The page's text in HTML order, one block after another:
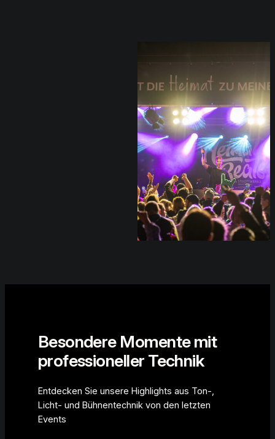
Besondere Momente mit
professioneller Technik
Entdecken Sie unsere Highlights aus Ton-,
Licht- und Bühnentechnik von den letzten
Events